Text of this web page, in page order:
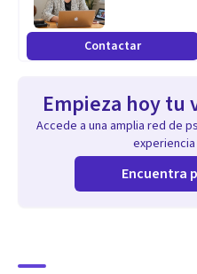
Contactar
Empieza hoy tu
Accede a una amplia red de
Encuentra